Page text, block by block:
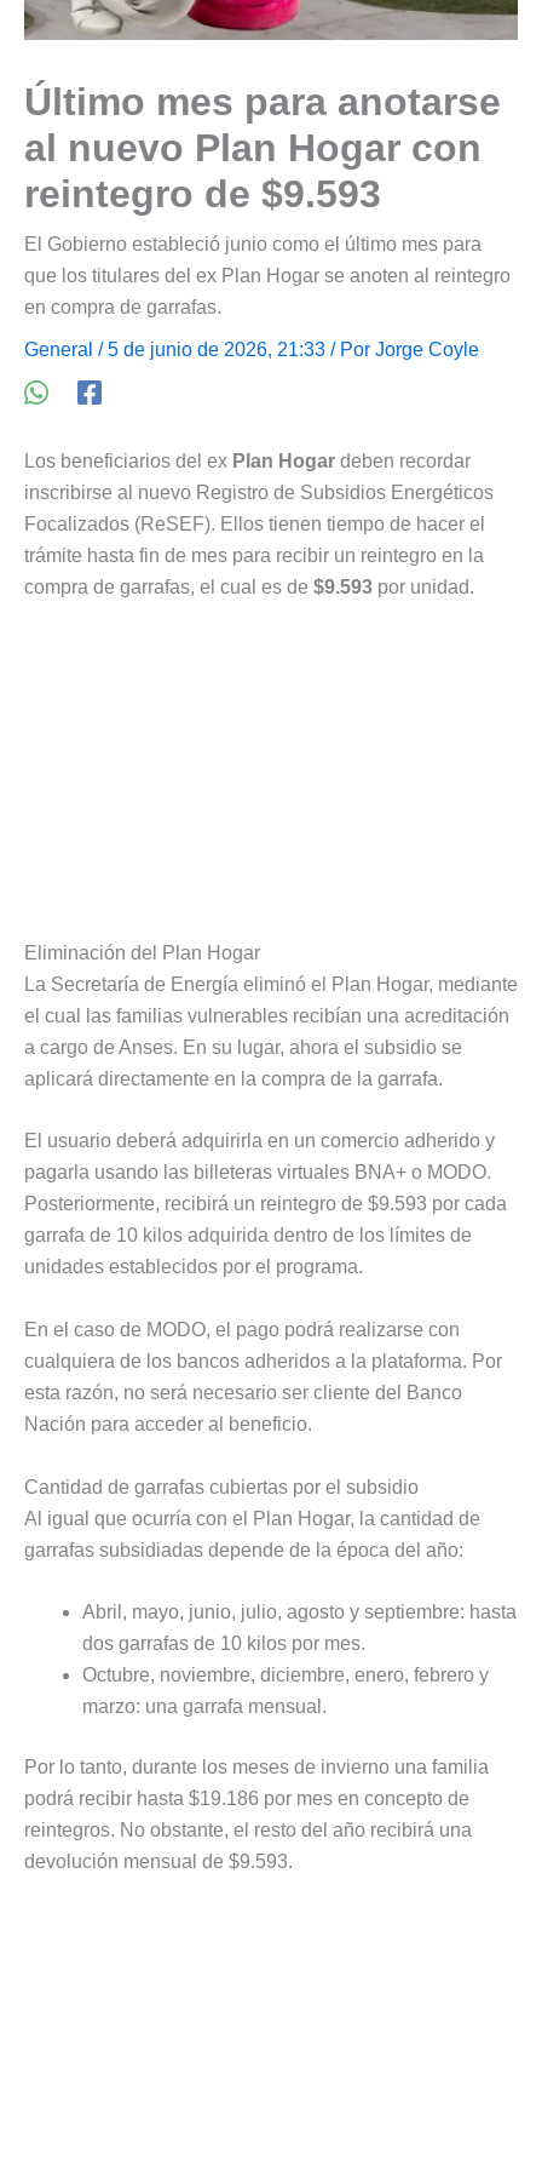
Último mes para anotarse
al nuevo Plan Hogar con
reintegro de $9.593
El Gobierno estableció junio como el último mes para
que los titulares del ex Plan Hogar se anoten al reintegro
en compra de garrafas.
General / 5 de junio de 2026, 21:33 / Por Jorge Coyle
Los beneficiarios del ex Plan Hogar deben recordar
inscribirse al nuevo Registro de Subsidios Energéticos
Focalizados (ReSEF). Ellos tienen tiempo de hacer el
trámite hasta fin de mes para recibir un reintegro en la
compra de garrafas, el cual es de $9.593 por unidad.
Eliminación del Plan Hogar
La Secretaría de Energía eliminó el Plan Hogar, mediante
el cual las familias vulnerables recibían una acreditación
a cargo de Anses. En su lugar, ahora el subsidio se
aplicará directamente en la compra de la garrafa.
El usuario deberá adquirirla en un comercio adherido y
pagarla usando las billeteras virtuales BNA+ o MODO.
Posteriormente, recibirá un reintegro de $9.593 por cada
garrafa de 10 kilos adquirida dentro de los límites de
unidades establecidos por el programa.
En el caso de MODO, el pago podrá realizarse con
cualquiera de los bancos adheridos a la plataforma. Por
esta razón, no será necesario ser cliente del Banco
Nación para acceder al beneficio.
Cantidad de garrafas cubiertas por el subsidio
Al igual que ocurría con el Plan Hogar, la cantidad de
garrafas subsidiadas depende de la época del año:
Abril, mayo, junio, julio, agosto y septiembre: hasta
dos garrafas de 10 kilos por mes.
Octubre, noviembre, diciembre, enero, febrero y
marzo: una garrafa mensual.
Por lo tanto, durante los meses de invierno una familia
podrá recibir hasta $19.186 por mes en concepto de
reintegros. No obstante, el resto del año recibirá una
devolución mensual de $9.593.